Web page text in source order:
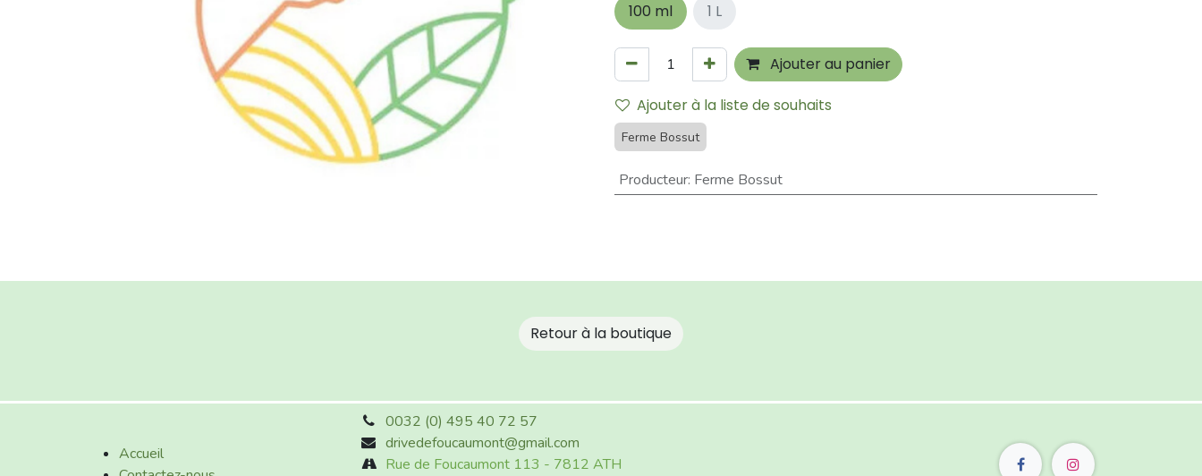
100 ml 1 L
Ajouter au panier
Ajouter à la liste de souhaits
Ferme Bossut
Producteur: Ferme Bossut
​​Retour à la boutiqu​​e
Accueil
0032 (0) 495 40 72 57
drivedefoucaumont@gmail.com
Rue de Foucaumont 113 - 7812 ATH